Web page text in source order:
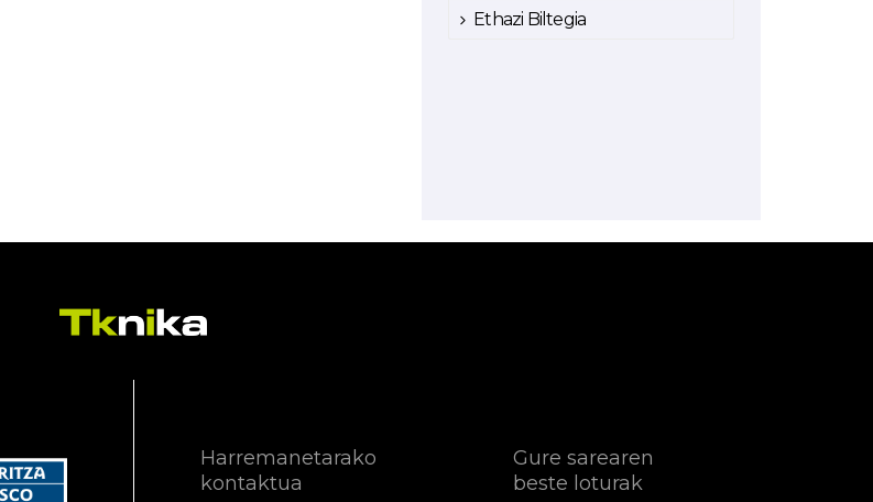
Ethazi Biltegia
Harremanetarako
kontaktua
Gure sarearen
beste loturak